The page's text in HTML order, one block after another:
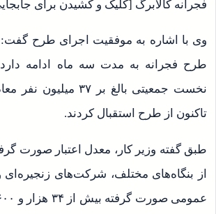
فجرانه کالابرگ [کلیک و کشیدن برای
وی با اشاره به موفقیت اجرای طرح
طرح فجرانه به مدت سه ماه ادامه
تاکنون از طرح استقبال کردند.
طبق گفته وزیر کار، معدل اعتبار صورت
از بنگاه‌های مختلف، شرکت‌های